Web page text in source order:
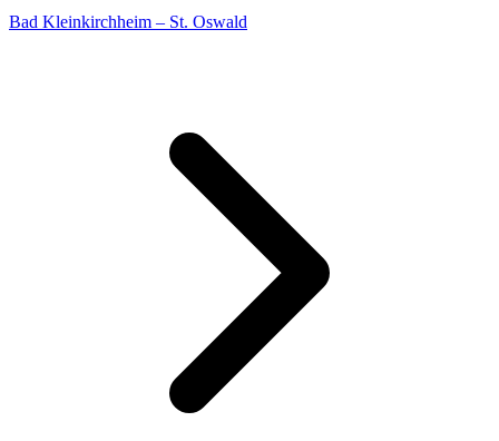
Bad Kleinkirchheim – St. Oswald